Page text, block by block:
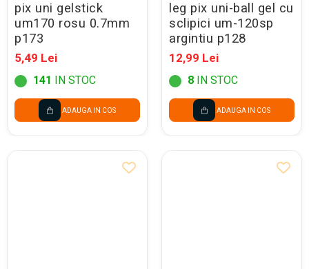
pix uni gelstick
um170 rosu 0.7mm
p173
5,49 Lei
141 IN STOC
ADAUGA IN COS
leg pix uni-ball gel cu
sclipici um-120sp
argintiu p128
12,99 Lei
8 IN STOC
ADAUGA IN COS